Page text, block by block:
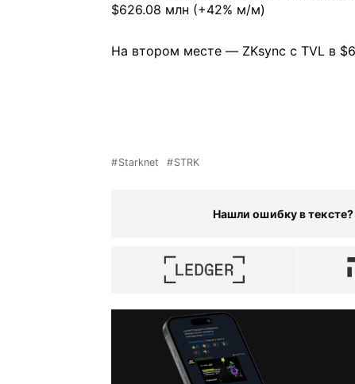
$626.08 млн (+42% м/м)
На втором месте — ZKsync с TVL в
Starknet STRK
Нашли ошибку в